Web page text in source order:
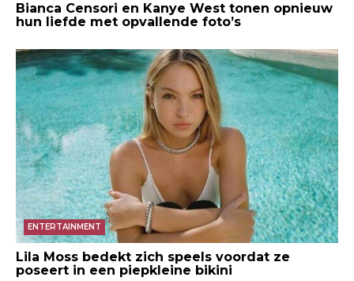
Bianca Censori en Kanye West tonen opnieuw
hun liefde met opvallende foto’s
ENTERTAINMENT
Lila Moss bedekt zich speels voordat ze
poseert in een piepkleine bikini